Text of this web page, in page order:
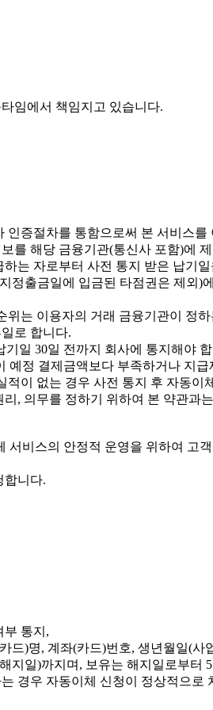
임에서 책임지고 있습니다.
증절차를 통함으로써 본 서비스를
를 해당 금융기관(통신사 포함)에
는 자로부터 사전 통지 받은 납기
정출금일에 입금된 타점권은 제외
는 이용자의 거래 금융기관이 정
로 합니다.
일 30일 전까지 회사에 통지해야
정 결제금액보다 부족하거나 지
이 없는 경우 사전 통지 후 자동이
, 의무를 정하기 위하여 본 약관과
비스의 안정적 운영을 위하여 고
합니다.
부 통지,
드)명, 계좌(카드)번호, 생년월일(사
지일)까지며, 보유는 해지일로부터
경우 자동이체 신청이 정상적으로